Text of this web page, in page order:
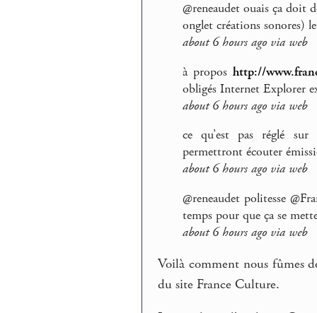
@reneaudet ouais ça doit
onglet créations sonores)
about 6 hours ago via web
à propos http://
obligés Internet Explorer
about 6 hours ago via web
ce qu’est pas réglé sur
permettront écouter
about 6 hours ago via web
@reneaudet politesse
temps pour que ça se
about 6 hours ago via web
Voilà comment nous fûmes
du site France Culture.